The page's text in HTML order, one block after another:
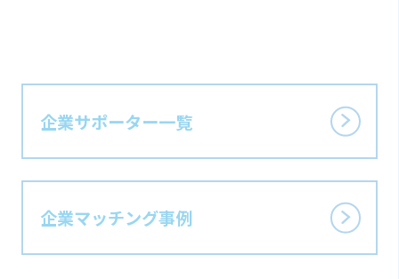
企業サポーター一覧
企業マッチング事例